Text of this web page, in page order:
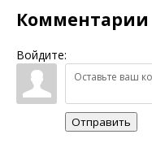
Комментарии
Войдите:
Отправить